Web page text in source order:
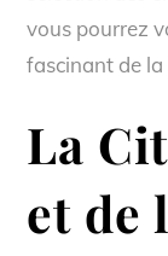
vous pourrez
fascinant de la
La
et de